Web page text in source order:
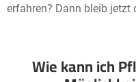
erfahren? Dann bleib jetzt
Wie kann ich